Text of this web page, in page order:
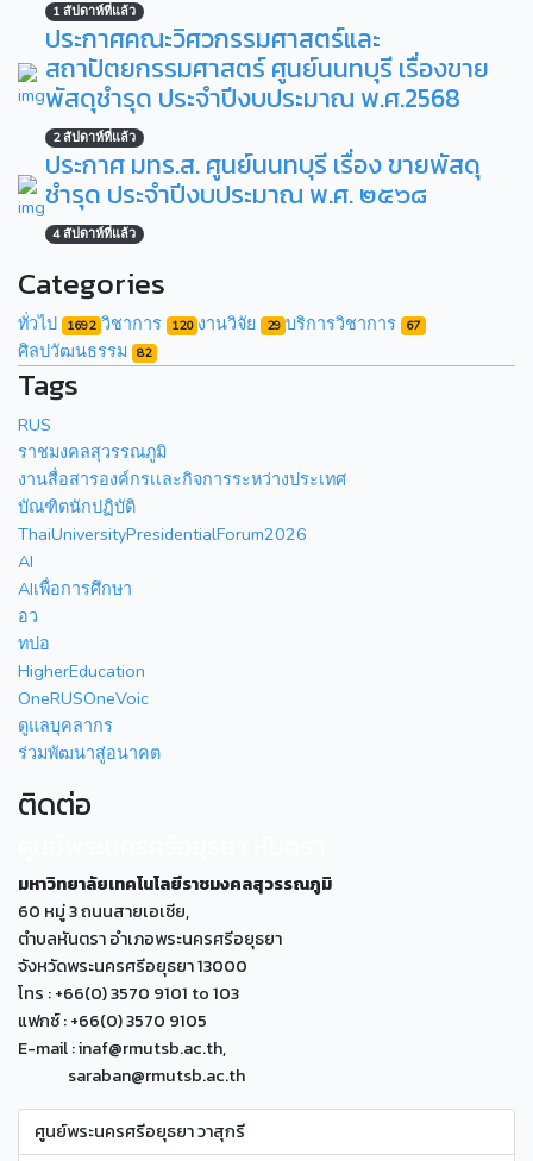
1 สัปดาห์ที่แล้ว
ประกาศคณะวิศวกรรมศาสตร์และ
สถาปัตยกรรมศาสตร์ ศูนย์นนทบุรี เรื่องขาย
พัสดุชำรุด ประจำปีงบประมาณ พ.ศ.2568
2 สัปดาห์ที่แล้ว
ประกาศ มทร.ส. ศูนย์นนทบุรี เรื่อง ขายพัสดุ
ชำรุด ประจำปีงบประมาณ พ.ศ. ๒๕๖๘
4 สัปดาห์ที่แล้ว
Categories
ทั่วไป 1692 วิชาการ 120 งานวิจัย 29 บริการวิชาการ 67
ศิลปวัฒนธรรม 82
Tags
RUS
ราชมงคลสุวรรณภูมิ
งานสื่อสารองค์กรเเละกิจการระหว่างประเทศ
บัณฑิตนักปฏิบัติ
ThaiUniversityPresidentialForum2026
AI
AIเพื่อการศึกษา
อว
ทปอ
HigherEducation
OneRUSOneVoic
ดูแลบุคลากร
ร่วมพัฒนาสู่อนาคต
ติดต่อ
มหาวิทยาลัยเทคโนโลยีราชมงคลสุวรรณภูมิ
60 หมู่ 3 ถนนสายเอเซีย,
ตำบลหันตรา อำเภอพระนครศรีอยุธยา
จังหวัดพระนครศรีอยุธยา 13000
โทร : +66(0) 3570 9101 to 103
แฟกซ์ : +66(0) 3570 9105
E-mail : inaf@rmutsb.ac.th,
saraban@rmutsb.ac.th
ศูนย์พระนครศรีอยุธยา วาสุกรี